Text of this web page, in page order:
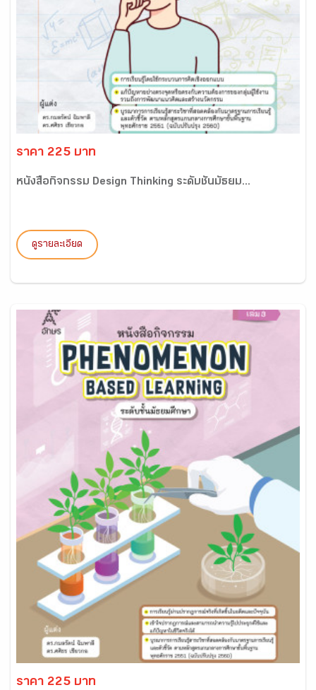
ราคา 225 บาท
หนังสือกิจกรรม Design Thinking ระดับชั้นมัธยม...
ดูรายละเอียด
ราคา 225 บาท